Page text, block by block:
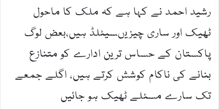
رشید احمد نے کہا ہے کہ ملک کا ماحول
ٹھیک اور ساری چیزیںسیٹلڈ ہیں،بعض لوگ
پاکستان کے حساس ترین ادارے کو متنازع
بنانے کی ناکام کوشش کرتے ہیں، اگلے جمعے
تک سارے مسئلے ٹھیک ہو جائیں